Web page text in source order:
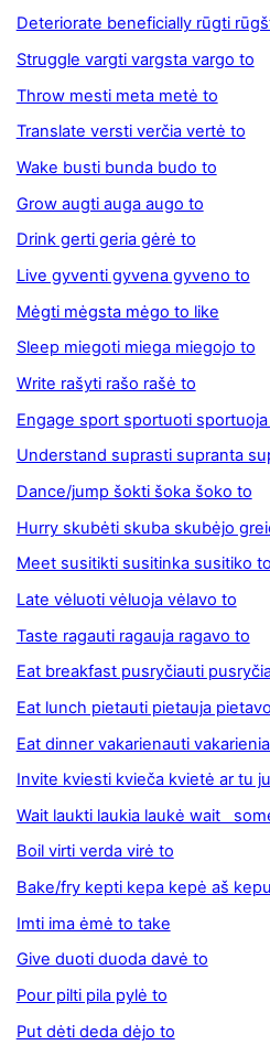
Deteriorate beneficially rūgti
Struggle vargti vargsta vargo to
Throw mesti meta metė to
Translate versti verčia vertė to
Wake busti bunda budo to
Grow augti auga augo to
Drink gerti geria gėrė to
Live gyventi gyvena gyveno to
Mėgti mėgsta mėgo to like
Sleep miegoti miega miegojo to
Write rašyti rašo rašė to
Engage sport sportuoti
Understand suprasti supranta
Dance/jump šokti šoka šoko to
Hurry skubėti skuba skubėjo
Meet susitikti susitinka susitiko to
Late vėluoti vėluoja vėlavo to
Taste ragauti ragauja ragavo to
Eat breakfast pusryčiauti
Eat lunch pietauti pietauja pietavo
Eat dinner vakarienauti
Invite kviesti kvieča kvietė ar tu
Wait laukti laukia laukė wait
Boil virti verda virė to
Bake/fry kepti kepa kepė aš
Imti ima ėmė to take
Give duoti duoda davė to
Pour pilti pila pylė to
Put dėti deda dėjo to